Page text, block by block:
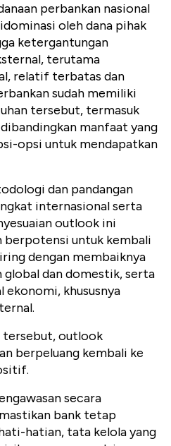
perbankan nasional
oleh dana pihak
ketergantungan
terutama
relatif terbatas dan
sudah memiliki
tersebut, termasuk
manfaat yang
opsi untuk mendapatkan
dan pandangan
internasional serta
outlook ini
berpotensi untuk kembali
dengan membaiknya
dan domestik, serta
khususnya
tersebut, outlook
berpeluang kembali ke
secara
bank tetap
hatian, tata kelola yang